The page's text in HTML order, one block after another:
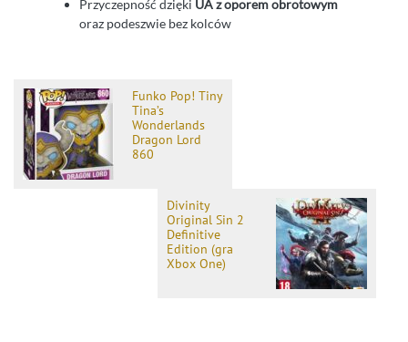
Przyczepność dzięki UA z oporem obrotowym
oraz podeszwie bez kolców
Funko Pop! Tiny
Tina’s
Wonderlands
Dragon Lord
860
Divinity
Original Sin 2
Definitive
Edition (gra
Xbox One)